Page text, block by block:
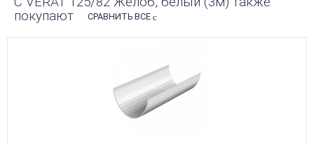
покупают
СРАВНИТЬ ВСЕ